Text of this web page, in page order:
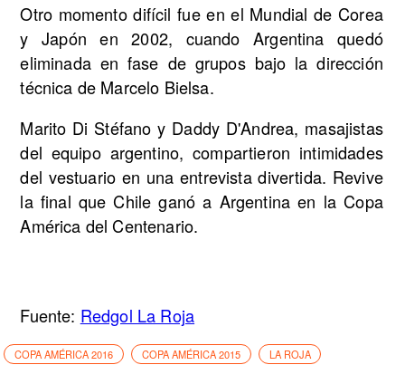
Otro momento difícil fue en el Mundial de Corea
y Japón en 2002, cuando Argentina quedó
eliminada en fase de grupos bajo la dirección
técnica de Marcelo Bielsa.
Marito Di Stéfano y Daddy D'Andrea, masajistas
del equipo argentino, compartieron intimidades
del vestuario en una entrevista divertida. Revive
la final que Chile ganó a Argentina en la Copa
América del Centenario.
Fuente: Redgol La Roja
COPA AMÉRICA 2016 COPA AMÉRICA 2015 LA ROJA